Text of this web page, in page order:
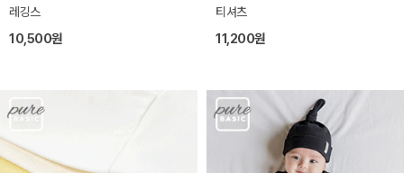
레깅스
10,500원
티셔츠
11,200원